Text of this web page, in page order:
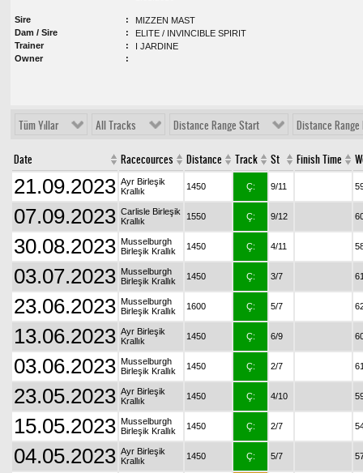
Sire
MIZZEN MAST
Dam / Sire
ELITE / INVINCIBLE SPIRIT
Trainer
I JARDINE
Owner
Tüm Yıllar All Tracks Distance Range Start Distance Range
Date Racecources Distance Track St Finish Time
21.09.2023 Ayr Birleşik
Krallık
1450 Ç: 9/11
07.09.2023 Carlisle Birleşik
Krallık
1550 Ç: 9/12
30.08.2023 Musselburgh
Birleşik Krallık
1450 Ç: 4/11
03.07.2023 Musselburgh
Birleşik Krallık
1450 Ç: 3/7
23.06.2023 Musselburgh
Birleşik Krallık
1600 Ç: 5/7
13.06.2023 Ayr Birleşik
Krallık
1450 Ç: 6/9
03.06.2023 Musselburgh
Birleşik Krallık
1450 Ç: 2/7
23.05.2023 Ayr Birleşik
Krallık
1450 Ç: 4/10
15.05.2023 Musselburgh
Birleşik Krallık
1450 Ç: 2/7
04.05.2023 Ayr Birleşik
Krallık
1450 Ç: 5/7